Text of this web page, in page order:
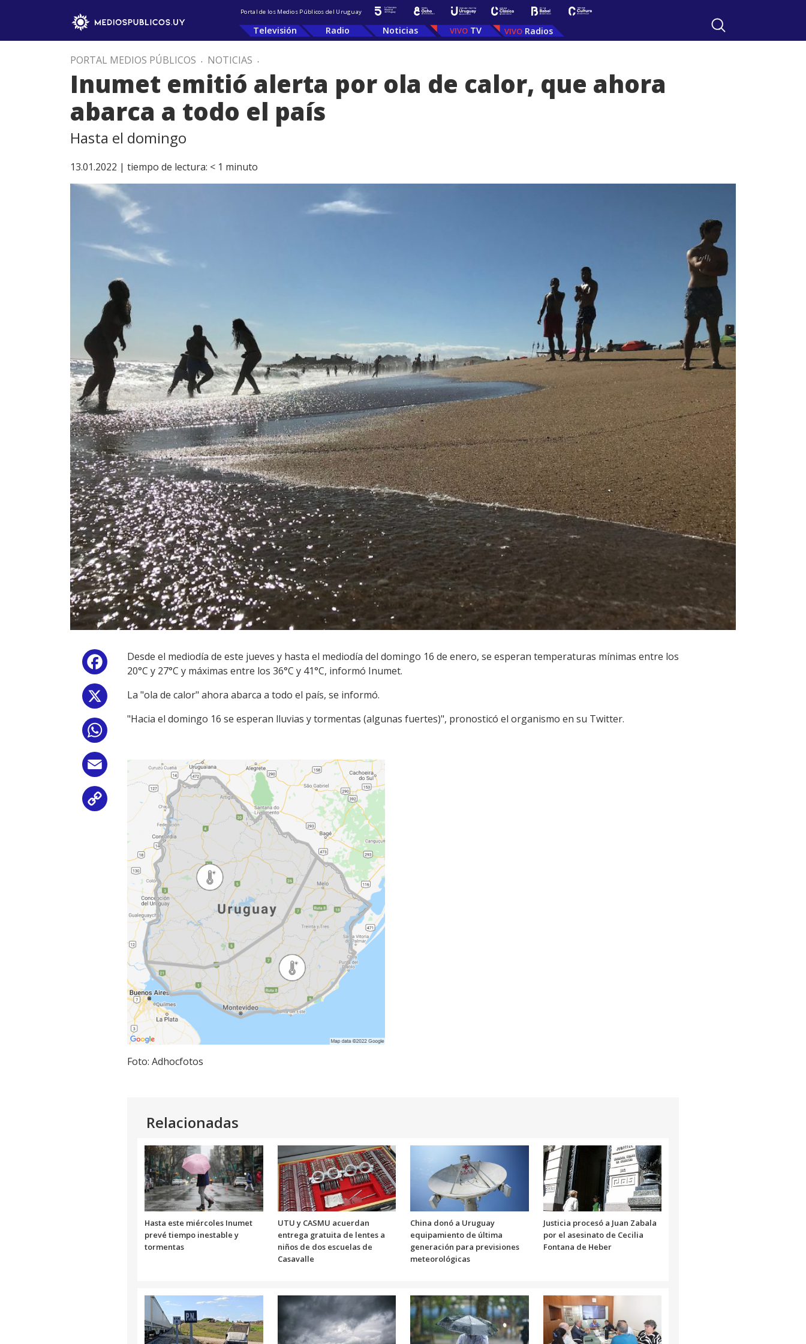
Portal de los Medios Públicos del Uruguay
Televisión Radio Noticias TV Radios
PORTAL MEDIOS PÚBLICOS . NOTICIAS .
Inumet emitió alerta por ola de calor, que ahora
abarca a todo el país
Hasta el domingo
13.01.2022 | tiempo de lectura: < 1 minuto
Facebook
Email
Link
Desde el mediodía de este jueves y hasta el mediodía del domingo 16 de enero, se esperan temperaturas mínimas entre los
20°C y 27°C y máximas entre los 36°C y 41°C, informó Inumet.
La "ola de calor" ahora abarca a todo el país, se informó.
"Hacia el domingo 16 se esperan lluvias y tormentas (algunas fuertes)", pronosticó el organismo en su Twitter.
Foto: Adhocfotos
Relacionadas
Hasta este miércoles Inumet
prevé tiempo inestable y
tormentas
UTU y CASMU acuerdan
entrega gratuita de lentes a
niños de dos escuelas de
Casavalle
China donó a Uruguay
equipamiento de última
generación para previsiones
meteorológicas
Justicia procesó a Juan Zabala
por el asesinato de Cecilia
Fontana de Heber